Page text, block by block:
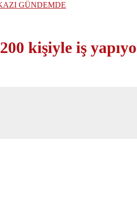
GÜNDEMDE
kişiyle iş